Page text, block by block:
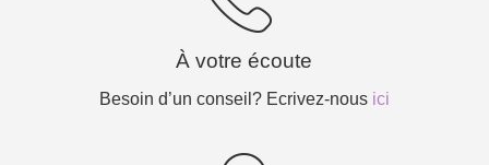
À votre écoute
Besoin d’un conseil? Ecrivez-nous ici